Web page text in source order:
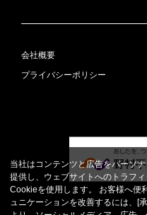
会社概要
プライバシーポリシー
当社はコンテンツと広告をパーソ
提供し、ウェブサイトへのトラフ
Cookieを使用します。 お客様へ便
ュニケーションを改善するには、[